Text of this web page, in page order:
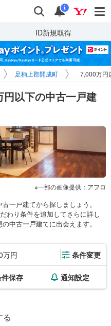
検索 通知
i
ID新規取得
足柄上郡開成町 7,000万円
以下の中古一戸建
一部の画像提供：アフロ
一戸建てから探しましょう。
わり条件を追加してさらに詳し
中古一戸建てに出会えます。
万円 条件変更
保存 通知設定
る